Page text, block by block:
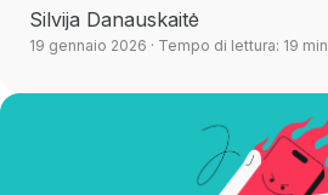
Silvija Danauskaitė
19 gennaio 2026 · Tempo di lettura: 19 min